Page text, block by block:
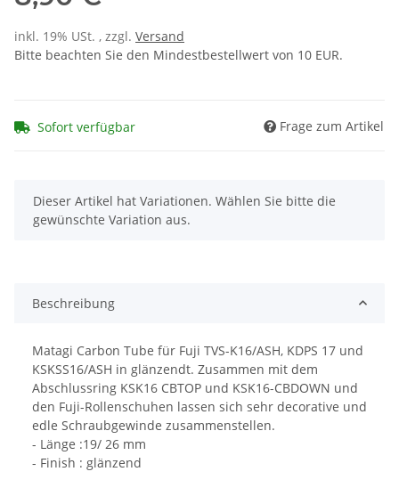
inkl. 19% USt. , zzgl. Versand
Bitte beachten Sie den Mindestbestellwert von 10 EUR.
Sofort verfügbar Frage zum Artikel
x
Dieser Artikel hat Variationen. Wählen Sie bitte die
gewünschte Variation aus.
Beschreibung
Matagi Carbon Tube für Fuji TVS-K16/ASH, KDPS 17 und
KSKSS16/ASH in glänzendt. Zusammen mit dem
Abschlussring KSK16 CBTOP und KSK16-CBDOWN und
den Fuji-Rollenschuhen lassen sich sehr decorative und
edle Schraubgewinde zusammenstellen.
- Länge :19/ 26 mm
- Finish : glänzend